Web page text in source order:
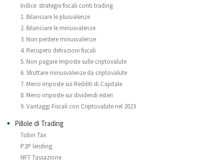
Indice: strategie fiscali conti trading
1. Bilanciare le plusvalenze
2. Bilanciare le minusvalenze
3. Non perdere minusvalenze
4. Recupero detrazioni fiscali
5. Non pagare imposte sulle criptovalute
6. Sfruttare minusvalenze da criptovalute
7. Meno imposte sui Redditi di Capitale
8. Meno imposte sui dividendi esteri
9. Vantaggi Fiscali con Criptovalute nel 2023
Pillole di Trading
Tobin Tax
P2P lending
NFT Tassazione